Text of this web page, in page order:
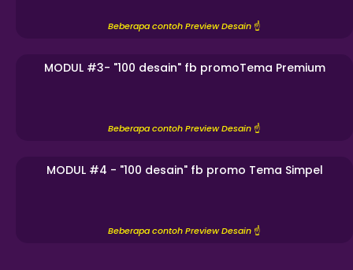
Beberapa contoh Preview Desain ☝️
MODUL #3- "100 desain" fb promoTema Premium
Beberapa contoh Preview Desain ☝️
MODUL #4 - "100 desain" fb promo Tema Simpel
Beberapa contoh Preview Desain ☝️